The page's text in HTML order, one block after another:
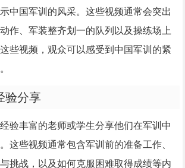
中国军训的风采。这些视频通常会突出
作、军装整齐划一的队列以及操练场上
些视频，观众可以感受到中国军训的紧
验分享
验丰富的老师或学生分享他们在军训中
这些视频通常包含军训前的准备工作、
挑战，以及如何克服困难取得成绩等内